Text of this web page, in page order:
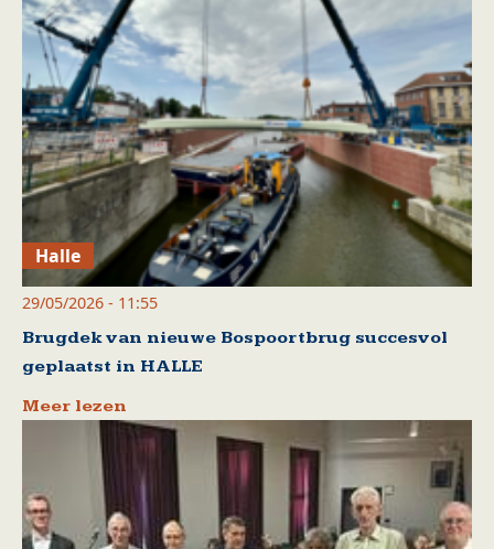
Halle
29/05/2026 - 11:55
Brugdek van nieuwe Bospoortbrug succesvol
geplaatst in HALLE
Meer lezen